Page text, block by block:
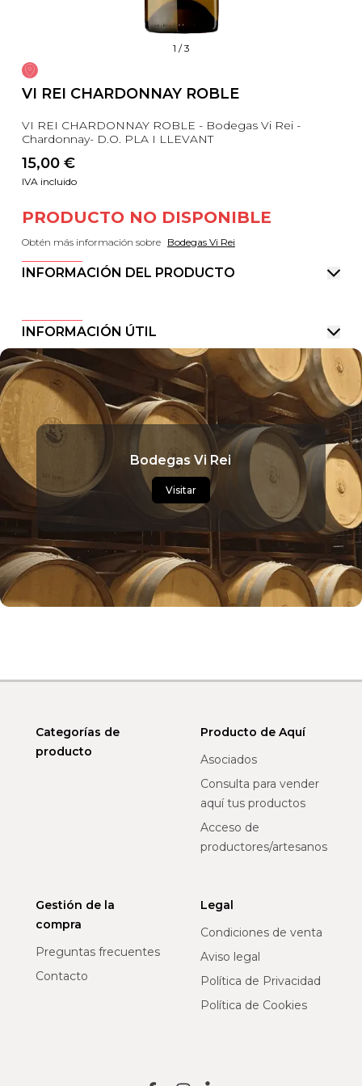
1 /3
VI REI CHARDONNAY ROBLE
VI REI CHARDONNAY ROBLE - Bodegas Vi Rei -
Chardonnay- D.O. PLA I LLEVANT
15,00 €
IVA incluido
PRODUCTO NO DISPONIBLE
Obtén más información sobre Bodegas Vi Rei
INFORMACIÓN DEL PRODUCTO
INFORMACIÓN ÚTIL
Bodegas Vi Rei
Visitar
Categorías de
producto
Producto de Aquí
Asociados
Consulta para vender
aquí tus productos
Acceso de
productores/artesanos
Gestión de la
compra
Preguntas frecuentes
Contacto
Legal
Condiciones de venta
Aviso legal
Política de Privacidad
Política de Cookies